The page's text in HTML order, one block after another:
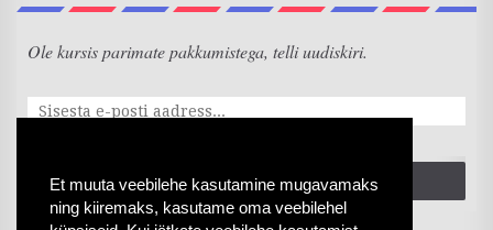
Et muuta veebilehe kasutamine mugavamaks
ning kiiremaks, kasutame oma veebilehel
Ole kursis parimate pakkumistega, telli uudiskiri.
SAADA